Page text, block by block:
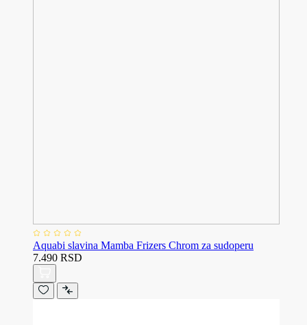
Aquabi slavina Mamba Frizers Chrom za sudoperu
7.490 RSD